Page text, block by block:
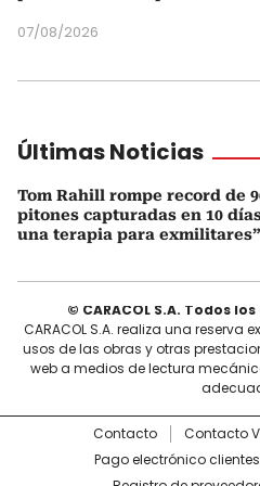
07/08/2026
Últimas Noticias
Tom Rahill rompe record de
pitones capturadas en 10
una terapia para exmilitares”
© CARACOL S.A. Todos
CARACOL S.A. realiza una reserva
usos de las obras y otras
web a medios de lectura
Contacto Contacto
Pago electrónico clientes